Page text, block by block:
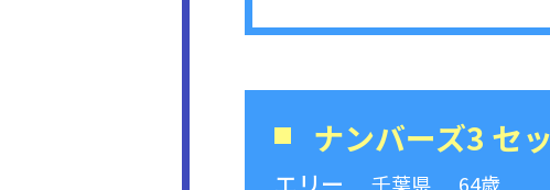
ナンバーズ3 セ
エリー 千葉県 64歳